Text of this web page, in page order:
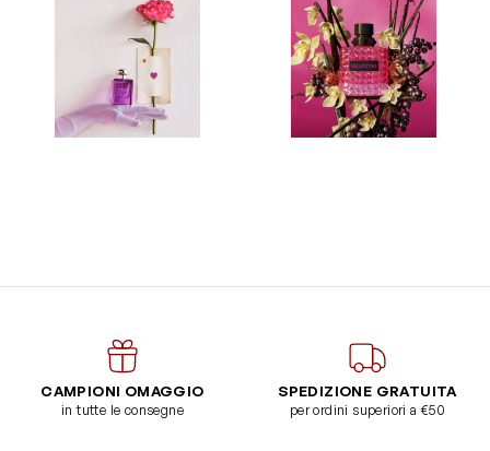
CAMPIONI OMAGGIO
in tutte le consegne
SPEDIZIONE GRATUITA
per ordini superiori a €50